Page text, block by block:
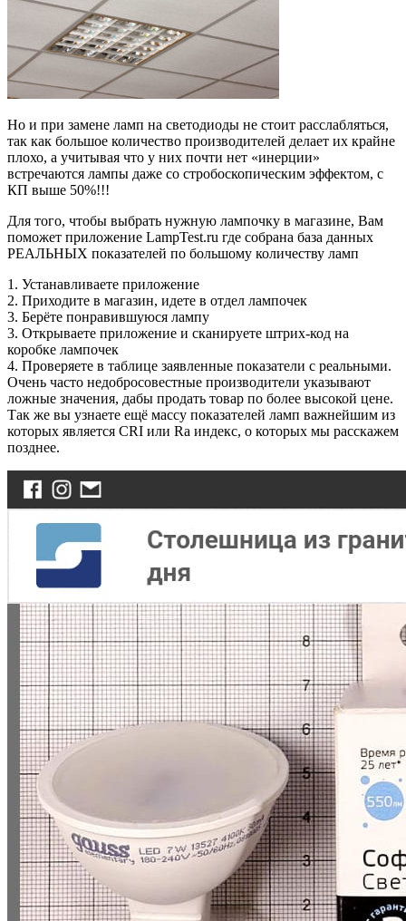
Но и при замене ламп на светодиоды не стоит расслабляться,
так как большое количество производителей делает их крайне
плохо, а учитывая что у них почти нет «инерции»
встречаются лампы даже со стробоскопическим эффектом, с
КП выше 50%!!!
Для того, чтобы выбрать нужную лампочку в магазине, Вам
поможет приложение LampTest.ru где собрана база данных
РЕАЛЬНЫХ показателей по большому количеству ламп
1. Устанавливаете приложение
2. Приходите в магазин, идете в отдел лампочек
3. Берёте понравившуюся лампу
3. Открываете приложение и сканируете штрих-код на
коробке лампочек
4. Проверяете в таблице заявленные показатели с реальными.
Очень часто недобросовестные производители указывают
ложные значения, дабы продать товар по более высокой цене.
Так же вы узнаете ещё массу показателей ламп важнейшим из
которых является CRI или Ra индекс, о которых мы расскажем
позднее.